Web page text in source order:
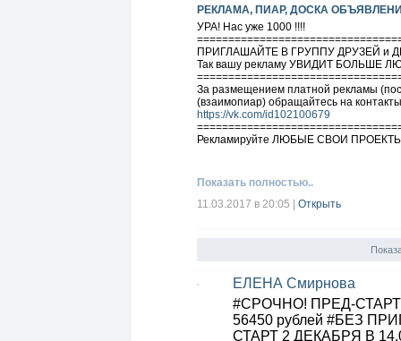
РЕКЛАМА, ПИАР, ДОСКА
УРА! Нас уже 1000 !!!!
ПРИГЛАШАЙТЕ В ГРУППУ ДРУЗЕЙ и
Так вашу рекламу УВИДИТ БОЛЬШЕ
За размещением платной рекламы
(взаимопиар) обращайтесь на
https://vk.com/id102100679
Рекламируйте ЛЮБЫЕ СВОИ ПРОЕКТЫ
Показать полностью..
11.03.2017 в 20:05
Открыть
ЕЛЕНА Смирнова
#СРОЧНО! ПРЕД-СТАРТ
56450 рублей #БЕЗ
СТАРТ 2 ДЕКАБРЯ В